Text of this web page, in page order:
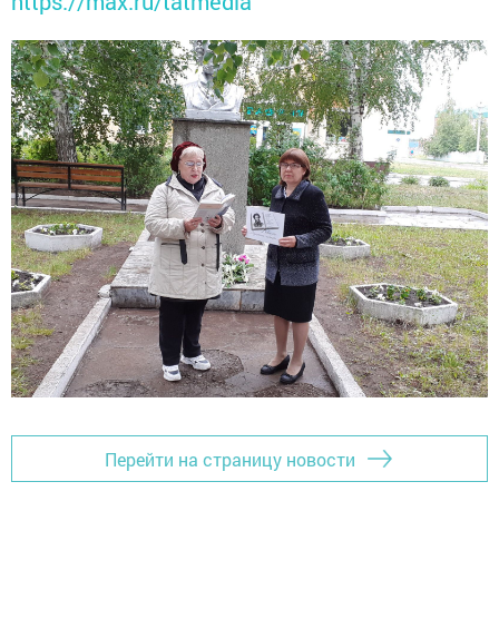
Перейти на страницу новости